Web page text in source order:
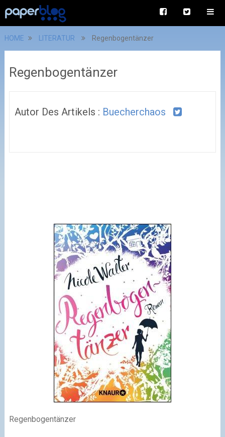
HOME LITERATUR Regenbogentänzer
Regenbogentänzer
Autor Des Artikels : Buecherchaos
Regenbogentänzer